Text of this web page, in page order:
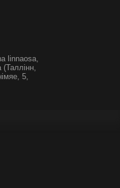
linnaosa,
5,